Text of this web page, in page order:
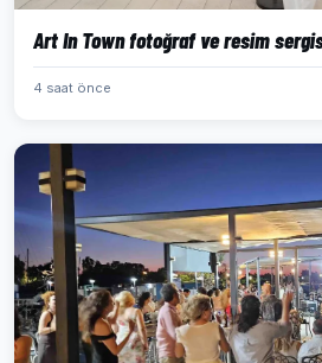
Art In Town fotoğraf ve resim
4 saat önce